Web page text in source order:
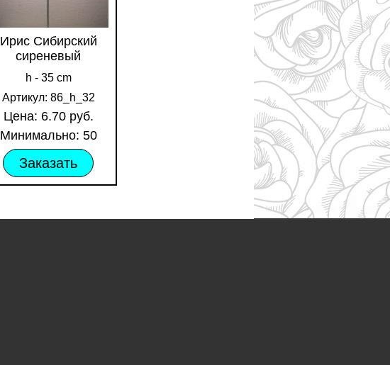
Ирис Сибирский
сиреневый
h - 35 cm
Артикул: 86_h_32
Цена: 6.70 руб.
Минимально: 50
Заказать